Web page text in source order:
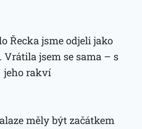
Řecka jsme odjeli jako
Vrátila jsem se sama – s
jeho rakví
měly být začátkem